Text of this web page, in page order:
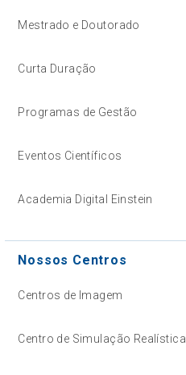
Mestrado e Doutorado
Curta Duração
Programas de Gestão
Eventos Científicos
Academia Digital Einstein
Nossos Centros
Centros de Imagem
Centro de Simulação Realística